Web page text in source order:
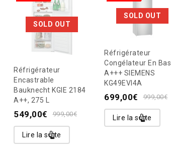
SOLD OUT
Réfrigérateur
Encastrable
Bauknecht KGIE 2184
A++, 275 L
999,00€
549,00€
Lire la suite
SOLD OUT
Réfrigérateur
Congélateur En Bas
A+++ SIEMENS
KG49EVI4A
999,00€
699,00€
Lire la suite